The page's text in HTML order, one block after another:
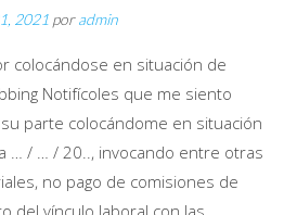
2021 poradmin
colocándose en situación de
Notifícoles que me siento
parte colocándome en situación
… / … / 20.., invocando entre otras
no pago de comisiones de
del vínculo laboral con las